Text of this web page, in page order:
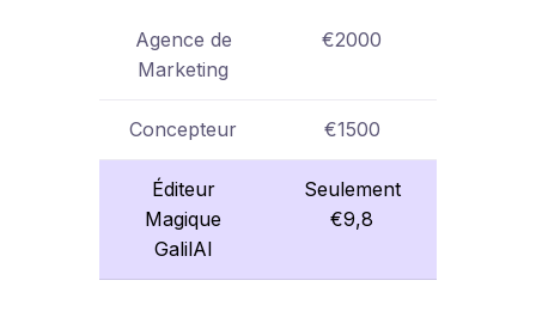
Agence de
Marketing
€2000
Concepteur €1500
Éditeur
Magique
GalilAI
Seulement
€9,8